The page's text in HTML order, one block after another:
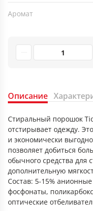
Аромат
Описание
Стиральный порошок
отстирывает одежду.
и экономически
позволяет добиться
обычного средства для
дополнительную
Состав: 5-15%
фосфонаты,
оптические